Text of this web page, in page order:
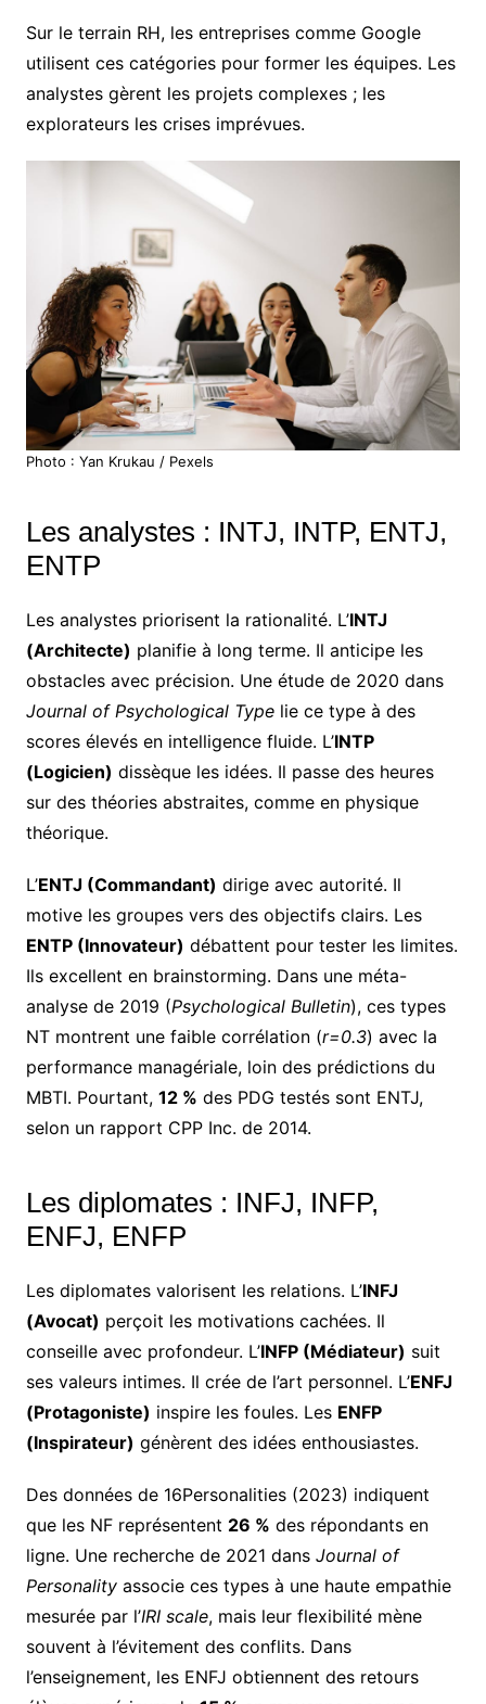
Sur le terrain RH, les entreprises comme Google
utilisent ces catégories pour former les équipes. Les
analystes gèrent les projets complexes ; les
explorateurs les crises imprévues.
Photo : Yan Krukau / Pexels
Les analystes : INTJ, INTP, ENTJ,
ENTP
Les analystes priorisent la rationalité. L’INTJ
(Architecte) planifie à long terme. Il anticipe les
obstacles avec précision. Une étude de 2020 dans
Journal of Psychological Typelie ce type à des
scores élevés en intelligence fluide. L’INTP
(Logicien) dissèque les idées. Il passe des heures
sur des théories abstraites, comme en physique
théorique.
L’ENTJ (Commandant) dirige avec autorité. Il
motive les groupes vers des objectifs clairs. Les
ENTP (Innovateur) débattent pour tester les limites.
Ils excellent en brainstorming. Dans une méta-
analyse de 2019 (Psychological Bulletin), ces types
NT montrent une faible corrélation (r=0.3) avec la
performance managériale, loin des prédictions du
MBTI. Pourtant, 12 % des PDG testés sont ENTJ,
selon un rapport CPP Inc. de 2014.
Les diplomates : INFJ, INFP,
ENFJ, ENFP
Les diplomates valorisent les relations. L’INFJ
(Avocat) perçoit les motivations cachées. Il
conseille avec profondeur. L’INFP (Médiateur) suit
ses valeurs intimes. Il crée de l’art personnel. L’ENFJ
(Protagoniste) inspire les foules. Les ENFP
(Inspirateur) génèrent des idées enthousiastes.
Des données de 16Personalities (2023) indiquent
que les NF représentent 26 % des répondants en
ligne. Une recherche de 2021 dans Journal of
Personalityassocie ces types à une haute empathie
mesurée par l’IRI scale, mais leur flexibilité mène
souvent à l’évitement des conflits. Dans
l’enseignement, les ENFJ obtiennent des retours